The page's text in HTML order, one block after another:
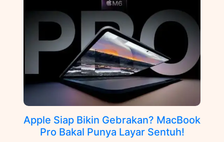
Apple Siap Bikin Gebrakan? MacBook
Pro Bakal Punya Layar Sentuh!